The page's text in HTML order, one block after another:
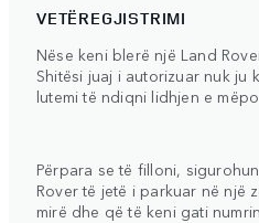
VETËREGJISTRIMI
Nëse keni blerë një Land
Shitësi juaj i autorizuar nuk ju
lutemi të ndiqni lidhjen e
Përpara se të filloni,
Rover të jetë i parkuar në një
mirë dhe që të keni gati